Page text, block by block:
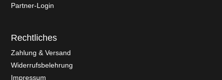
Partner-Login
Rechtliches
Zahlung & Versand
Widerrufsbelehrung
Impressum